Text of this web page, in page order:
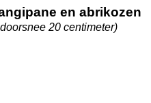
en abrikozen
20 centimeter)